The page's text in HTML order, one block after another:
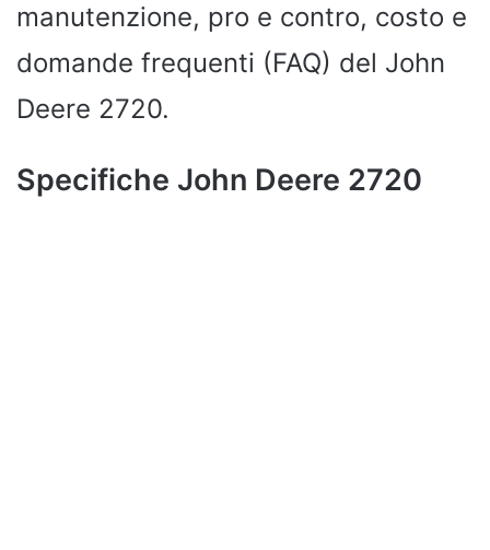
manutenzione, pro e contro, costo e
domande frequenti (FAQ) del John
Deere 2720.
Specifiche John Deere 2720